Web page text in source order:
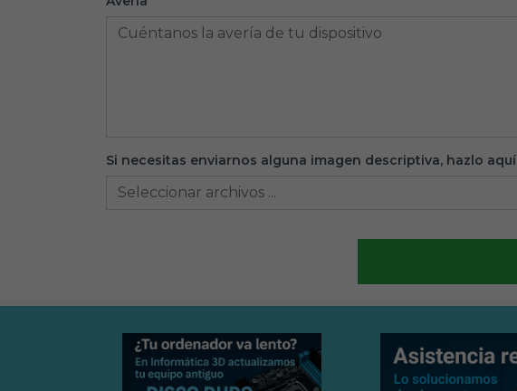
Si necesitas enviarnos alguna imagen descriptiva, hazlo aquí